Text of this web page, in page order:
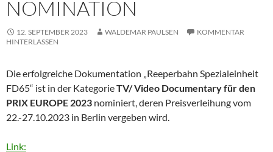
NOMINATION
12. SEPTEMBER 2023 WALDEMAR PAULSEN
KOMMENTAR
HINTERLASSEN
Die erfolgreiche Dokumentation „Reeperbahn Spezialeinheit
FD65“ ist in der KategorieTV/ Video Documentary für den
PRIX EUROPE 2023 nominiert, deren Preisverleihung vom
22.-27.10.2023 in Berlin vergeben wird.
Link: